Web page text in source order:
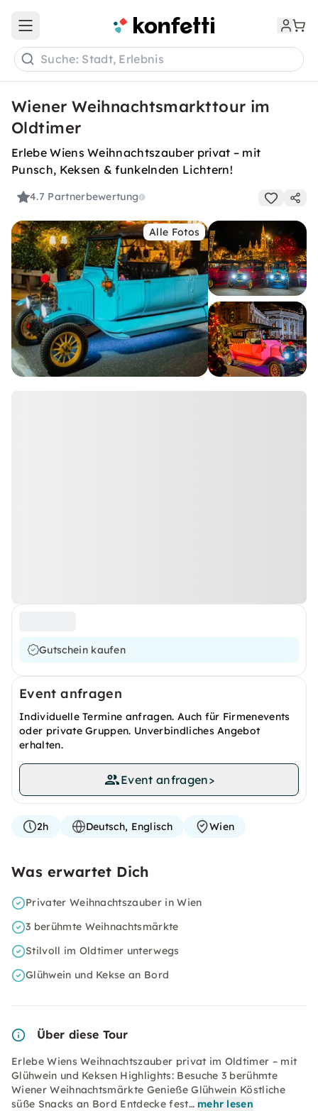
Open main menu
Suche: Stadt, Erlebnis
Wiener Weihnachtsmarkttour im
Oldtimer
Erlebe Wiens Weihnachtszauber privat – mit
Punsch, Keksen & funkelnden Lichtern!
4.7 Partnerbewertung
Alle Fotos
Gutschein kaufen
Event anfragen
Individuelle Termine anfragen. Auch für Firmenevents
oder private Gruppen. Unverbindliches Angebot
erhalten.
Event anfragen>
2h Deutsch, Englisch Wien
Was erwartet Dich
Privater Weihnachtszauber in Wien
3 berühmte Weihnachtsmärkte
Stilvoll im Oldtimer unterwegs
Glühwein und Kekse an Bord
Über diese Tour
Erlebe Wiens Weihnachtszauber privat im Oldtimer – mit
Glühwein und Keksen Highlights: Besuche 3 berühmte
Wiener Weihnachtsmärkte Genieße Glühwein Köstliche
süße Snacks an Bord Entdecke fest… mehr lesen